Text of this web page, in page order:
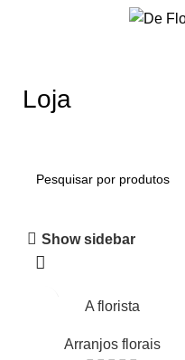
Loja
Show sidebar
A florista
Arranjos florais